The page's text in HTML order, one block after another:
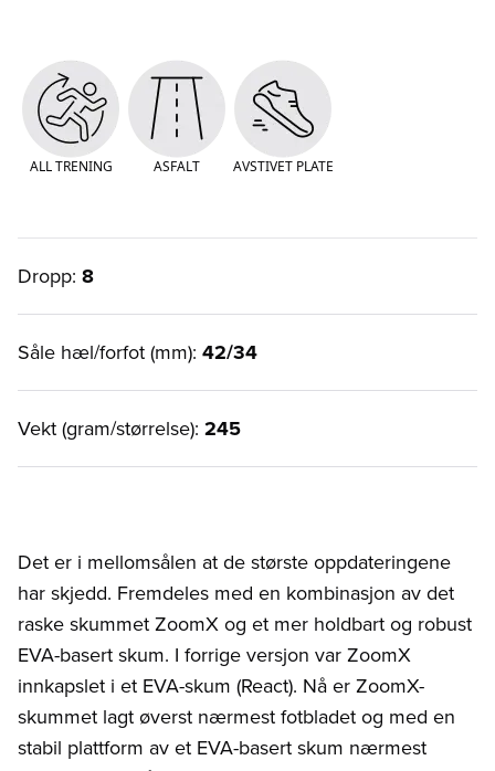
ALL TRENING ASFALT AVSTIVET PLATE
Dropp: 8
Såle hæl/forfot (mm): 42/34
Vekt (gram/størrelse): 245
Det er i mellomsålen at de største oppdateringene
har skjedd. Fremdeles med en kombinasjon av det
raske skummet ZoomX og et mer holdbart og robust
EVA-basert skum. I forrige versjon var ZoomX
innkapslet i et EVA-skum (React). Nå er ZoomX-
skummet lagt øverst nærmest fotbladet og med en
stabil plattform av et EVA-basert skum nærmest